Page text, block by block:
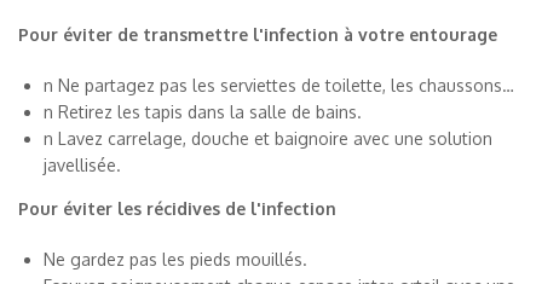
Pour éviter de transmettre l'infection à votre entourage
n Ne partagez pas les serviettes de toilette, les chaussons…
n Retirez les tapis dans la salle de bains.
n Lavez carrelage, douche et baignoire avec une solution
javellisée.
Pour éviter les récidives de l'infection
Ne gardez pas les pieds mouillés.